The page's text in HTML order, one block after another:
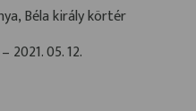
Béla király körtér
2021. 05. 12.